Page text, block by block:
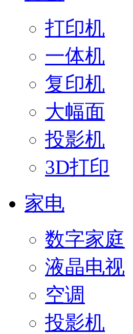
打印机
一体机
复印机
大幅面
投影机
3D打印
家电
数字家庭
液晶电视
空调
投影机